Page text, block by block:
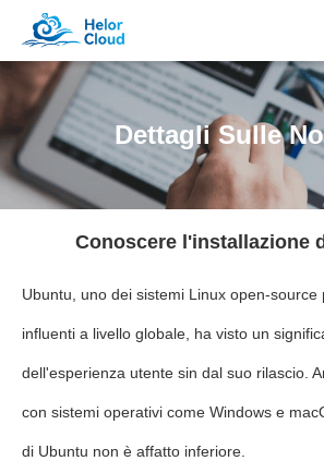
Dettagli Sulle
Conoscere l'installazione
Ubuntu, uno dei sistemi Linux open-source
influenti a livello globale, ha visto un
dell'esperienza utente sin dal suo rilascio.
con sistemi operativi come Windows e
di Ubuntu non è affatto inferiore.